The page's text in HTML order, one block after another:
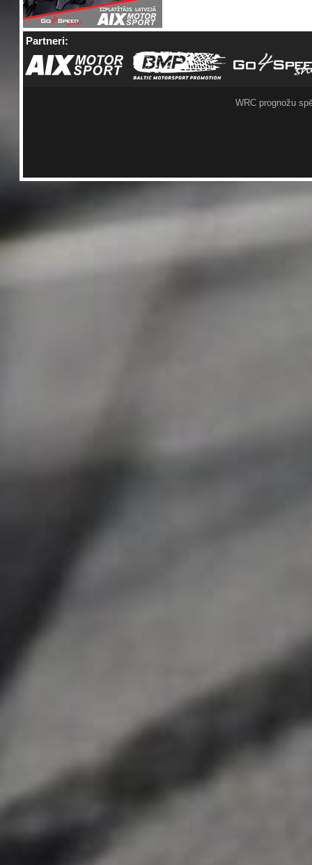
Partneri:
WRC prognožu